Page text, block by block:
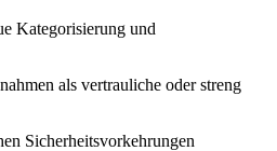
Kategorisierung und
als vertrauliche oder streng
Sicherheitsvorkehrungen